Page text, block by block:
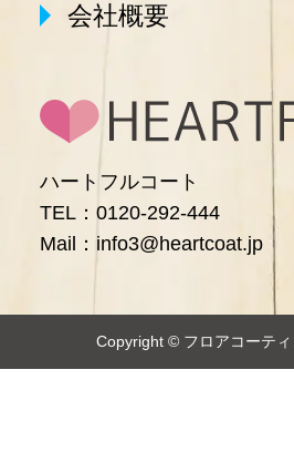
会社概要
ハートフルコート
TEL：0120-292-444
Mail：info3@heartcoat.jp
Copyright ©️ フロアコーテ